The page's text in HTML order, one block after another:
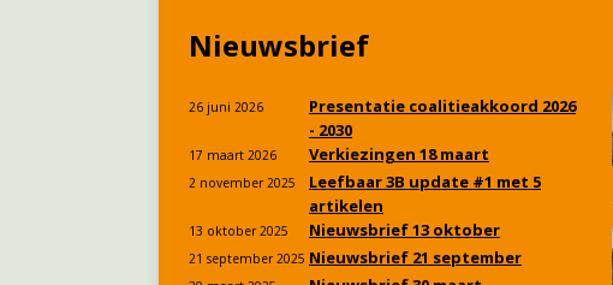
Nieuwsbrief
26 juni 2026
Presentatie coalitieakkoord 2026
- 2030
17 maart 2026 Verkiezingen 18 maart
2 november 2025
Leefbaar 3B update #1 met 5
artikelen
13 oktober 2025 Nieuwsbrief 13 oktober
21 september 2025 Nieuwsbrief 21 september